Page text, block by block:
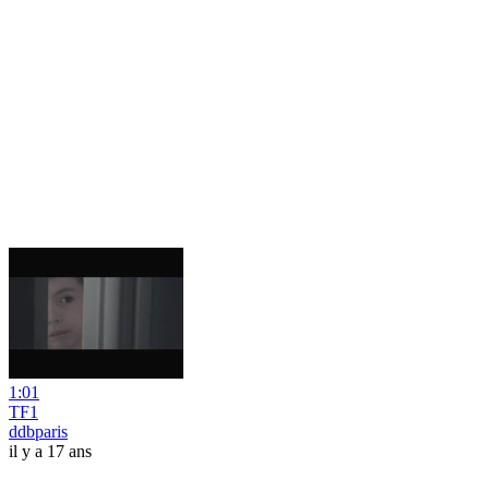
1:01
TF1
ddbparis
il y a 17 ans